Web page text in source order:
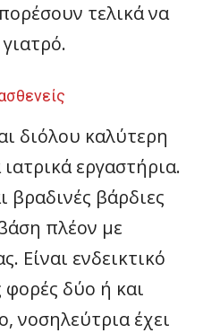
τελικά να
διόλου καλύτερη
ιατρικά εργαστήρια.
βραδινές βάρδιες
πλέον με
Είναι ενδεικτικό
φορές δύο ή και
νοσηλεύτρια έχει